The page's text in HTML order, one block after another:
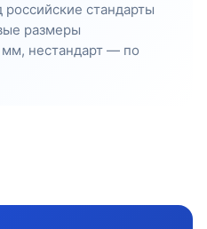
стандарты
размеры
нестандарт — по